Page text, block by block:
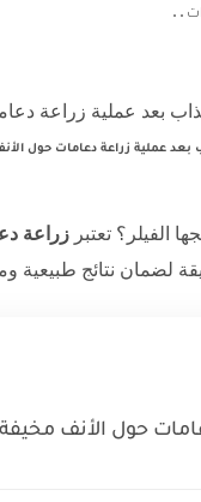
بعد عملية زراعة دعامات حول
الفيلر؟ تعتبر زراعة
لضمان نتائج طبيعية
حول الأنف